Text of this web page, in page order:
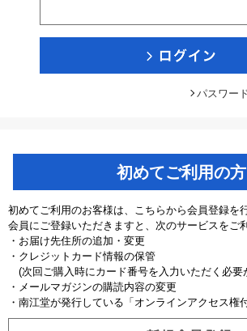
パスワー
初めてご利用の方
初めてご利用のお客様は、こちらから会員登録を
会員にご登録いただきますと、次のサービスをご
・お届け先住所の追加・変更
・クレジットカード情報の保管
(次回ご購入時にカード番号を入力いただく必要
・メールマガジンの購読内容の変更
・南江堂が発行している「オンラインアクセス権